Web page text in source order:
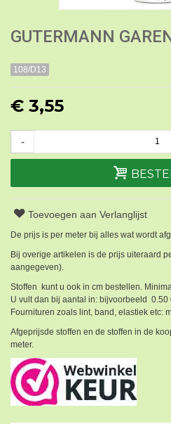
GUTERMANN
108/D13
€ 3,55
-
Toevoegen aan Verlanglijst
De prijs is per meter bij alles wat wordt
Bij overige artikelen is de prijs uiteraard
aangegeven).
Stoffen kunt u ook in cm bestellen.
U vult dan bij aantal in: bijvoorbeeld 0.50
Fournituren zoals lint, band, elastiek etc:
Afgeprijsde stoffen en de stoffen in de
meter.